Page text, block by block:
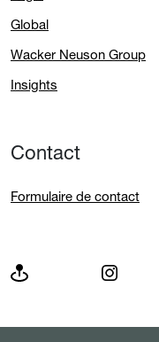
Global
Wacker Neuson Group
Insights
Contact
Formulaire de contact